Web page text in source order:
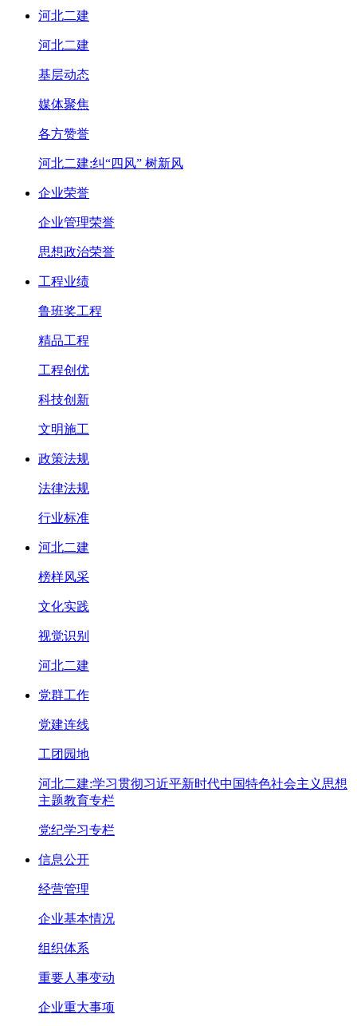
河北二建
河北二建
基层动态
媒体聚焦
各方赞誉
河北二建:纠“四风” 树新风
企业荣誉
企业管理荣誉
思想政治荣誉
工程业绩
鲁班奖工程
精品工程
工程创优
科技创新
文明施工
政策法规
法律法规
行业标准
河北二建
榜样风采
文化实践
视觉识别
河北二建
党群工作
党建连线
工团园地
河北二建:学习贯彻习近平新时代中国特色社会主义思想
主题教育专栏
党纪学习专栏
信息公开
经营管理
企业基本情况
组织体系
重要人事变动
企业重大事项